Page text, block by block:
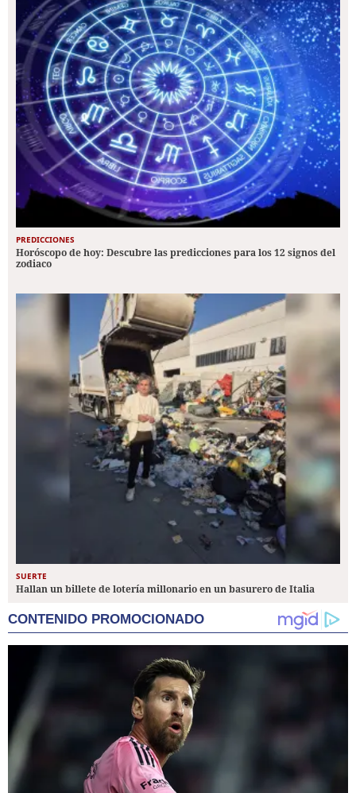
PREDICCIONES
Horóscopo de hoy: Descubre las predicciones para los 12 signos del
zodiaco
SUERTE
Hallan un billete de lotería millonario en un basurero de Italia
CONTENIDO PROMOCIONADO